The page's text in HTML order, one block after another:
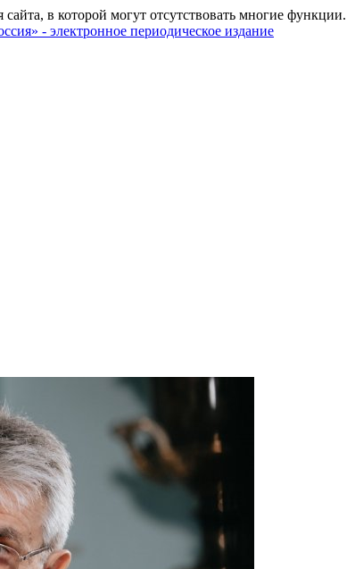
в которой могут отсутствовать многие функции.